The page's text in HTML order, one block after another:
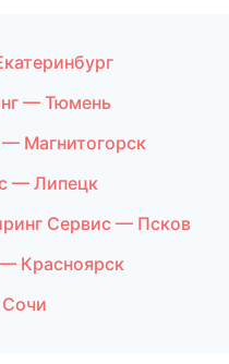
— Тюмень
Магнитогорск
— Липецк
Сервис — Псков
Красноярск